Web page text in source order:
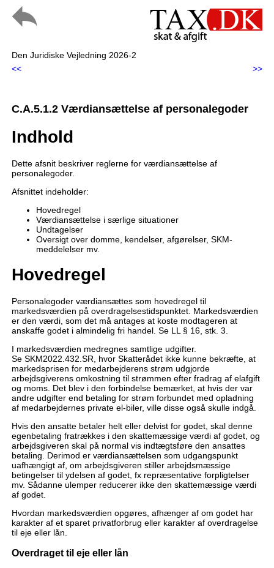
Den Juridiske Vejledning 2026-2
<<
>>
C.A.5.1.2 Værdiansættelse af personalegoder
Indhold
Dette afsnit beskriver reglerne for værdiansættelse af
personalegoder.
Afsnittet indeholder:
Hovedregel
Værdiansættelse i særlige situationer
Undtagelser
Oversigt over domme, kendelser, afgørelser, SKM-
meddelelser mv.
Hovedregel
Personalegoder værdiansættes som hovedregel til
markedsværdien på overdragelsestidspunktet. Markedsværdien
er den værdi, som det må antages at koste modtageren at
anskaffe godet i almindelig fri handel. Se LL § 16, stk. 3.
I markedsværdien medregnes samtlige udgifter.
Se SKM2022.432.SR, hvor Skatterådet ikke kunne bekræfte, at
markedsprisen for medarbejderens strøm udgjorde
arbejdsgiverens omkostning til strømmen efter fradrag af elafgift
og moms. Det blev i den forbindelse bemærket, at hvis der var
andre udgifter end betaling for strøm forbundet med opladning
af medarbejdernes private el-biler, ville disse også skulle indgå.
Hvis den ansatte betaler helt eller delvist for godet, skal denne
egenbetaling fratrækkes i den skattemæssige værdi af godet, og
arbejdsgiveren skal på normal vis indtægtsføre den ansattes
betaling. Derimod er værdiansættelsen som udgangspunkt
uafhængigt af, om arbejdsgiveren stiller arbejdsmæssige
betingelser til ydelsen af godet, fx repræsentative forpligtelser
mv. Sådanne ulemper reducerer ikke den skattemæssige værdi
af godet.
Hvordan markedsværdien opgøres, afhænger af om godet har
karakter af et sparet privatforbrug eller karakter af overdragelse
til eje eller lån.
Overdraget til eje eller lån